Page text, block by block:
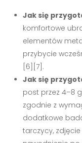
Jak się
komfortowe
elementów
przybycie
[6][7].
Jak się
post przez 4–8
zgodnie z
dodatkowe
tarczycy,